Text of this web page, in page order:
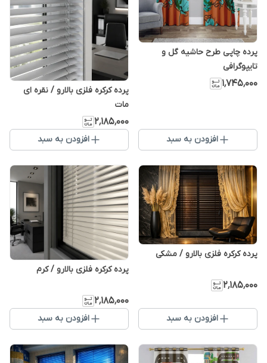
پرده چاپی طرح حاشیه گل‌ و
تایپوگرافی
۱٬۷۴۵٬۰۰۰
افزودن به سبد
پرده کرکره فلزی بالارو / نقره ای
مات
۲٬۱۸۵٬۰۰۰
افزودن به سبد
پرده کرکره فلزی بالارو / مشکی
۲٬۱۸۵٬۰۰۰
افزودن به سبد
پرده کرکره فلزی بالارو / کرم
۲٬۱۸۵٬۰۰۰
افزودن به سبد